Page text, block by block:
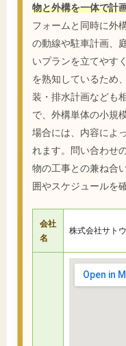
物と外構を一体で計
フォームと同時に外
の動線や駐車計画、
いプランを立てやす
を熟知しているため
装・排水計画なども
で、外構単体の小規
場合には、内容によ
れます。問い合わせ
物の工事との兼ね合
囲やスケジュールを
会社
名
株式会社サト